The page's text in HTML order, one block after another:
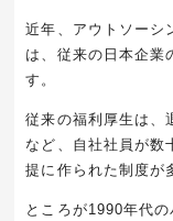
近年、アウトソーシ
は、従来の日本企業
す。
従来の福利厚生は、
など、自社社員が数
提に作られた制度が
ところが1990年代